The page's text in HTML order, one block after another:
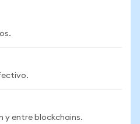
y entre blockchains.